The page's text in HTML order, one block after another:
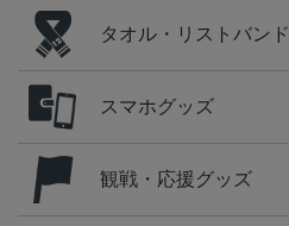
タオル・リストバンド
スマホグッズ
観戦・応援グッズ